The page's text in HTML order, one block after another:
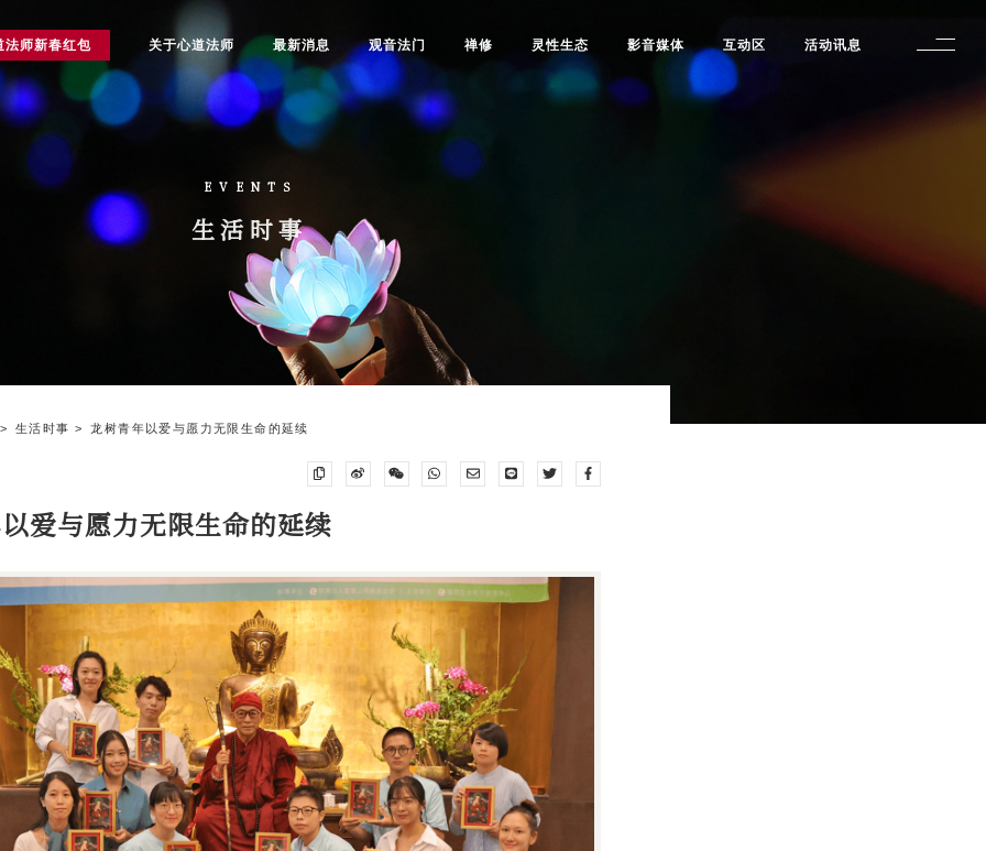
EVENTS
生活时事
生活时事 龙树青年以爱与愿力无限生命的延续
爱与愿力无限生命的延续
法师新春红包 关于心道法师 最新消息 观音法门 禅修 灵性生态 影音媒体 互动区 活动讯息